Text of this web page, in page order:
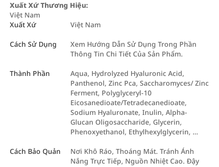
Xuất Xứ Thương Hiệu:
Việt Nam
Xuất Xứ
Việt Nam
Cách Sử Dụng
Xem Hướng Dẫn Sử Dụng Trong Phần
Thông Tin Chi Tiết Của Sản Phẩm.
Thành Phần
Aqua, Hydrolyzed Hyaluronic Acid,
Panthenol, Zinc Pca, Saccharomyces/ Zinc
Ferment, Polyglyceryl-10
Eicosanedioate/Tetradecanedioate,
Sodium Hyaluronate, Inulin, Alpha-
Glucan Oligosaccharide, Glycerin,
Phenoxyethanol, Ethylhexylglycerin, …
Cách Bảo Quản
Nơi Khô Ráo, Thoáng Mát. Tránh Ánh
Nắng Trực Tiếp, Nguồn Nhiệt Cao. Đậy